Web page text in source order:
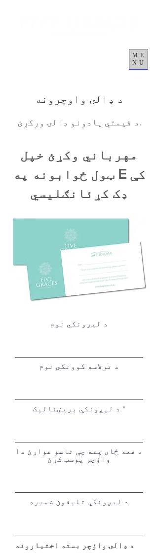
ME
NU
د ډالۍ واوچرونه
د قیمتي یادونو ډالۍ ورکړئ.
مهرباني وکړئ خپل
ټول ځوابونه په E کې
ډک کړئانګلیسي
د لیږونکي نوم
د ترلاسه کوونکي نوم
د لیږونکي بریښنالیک
د هغه ځای پته چې تاسو غواړئ دا
واؤچر پوسټ کړئ
د لیږونکي تلیفون شمیره
د ډالۍ واؤچر بسته اختیارونه